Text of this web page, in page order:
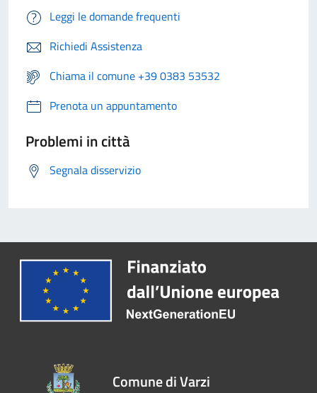
Leggi le domande frequenti
Richiedi Assistenza
Chiama il comune +39 0383 53532
Prenota un appuntamento
Problemi in città
Segnala disservizio
Comune di Varzi